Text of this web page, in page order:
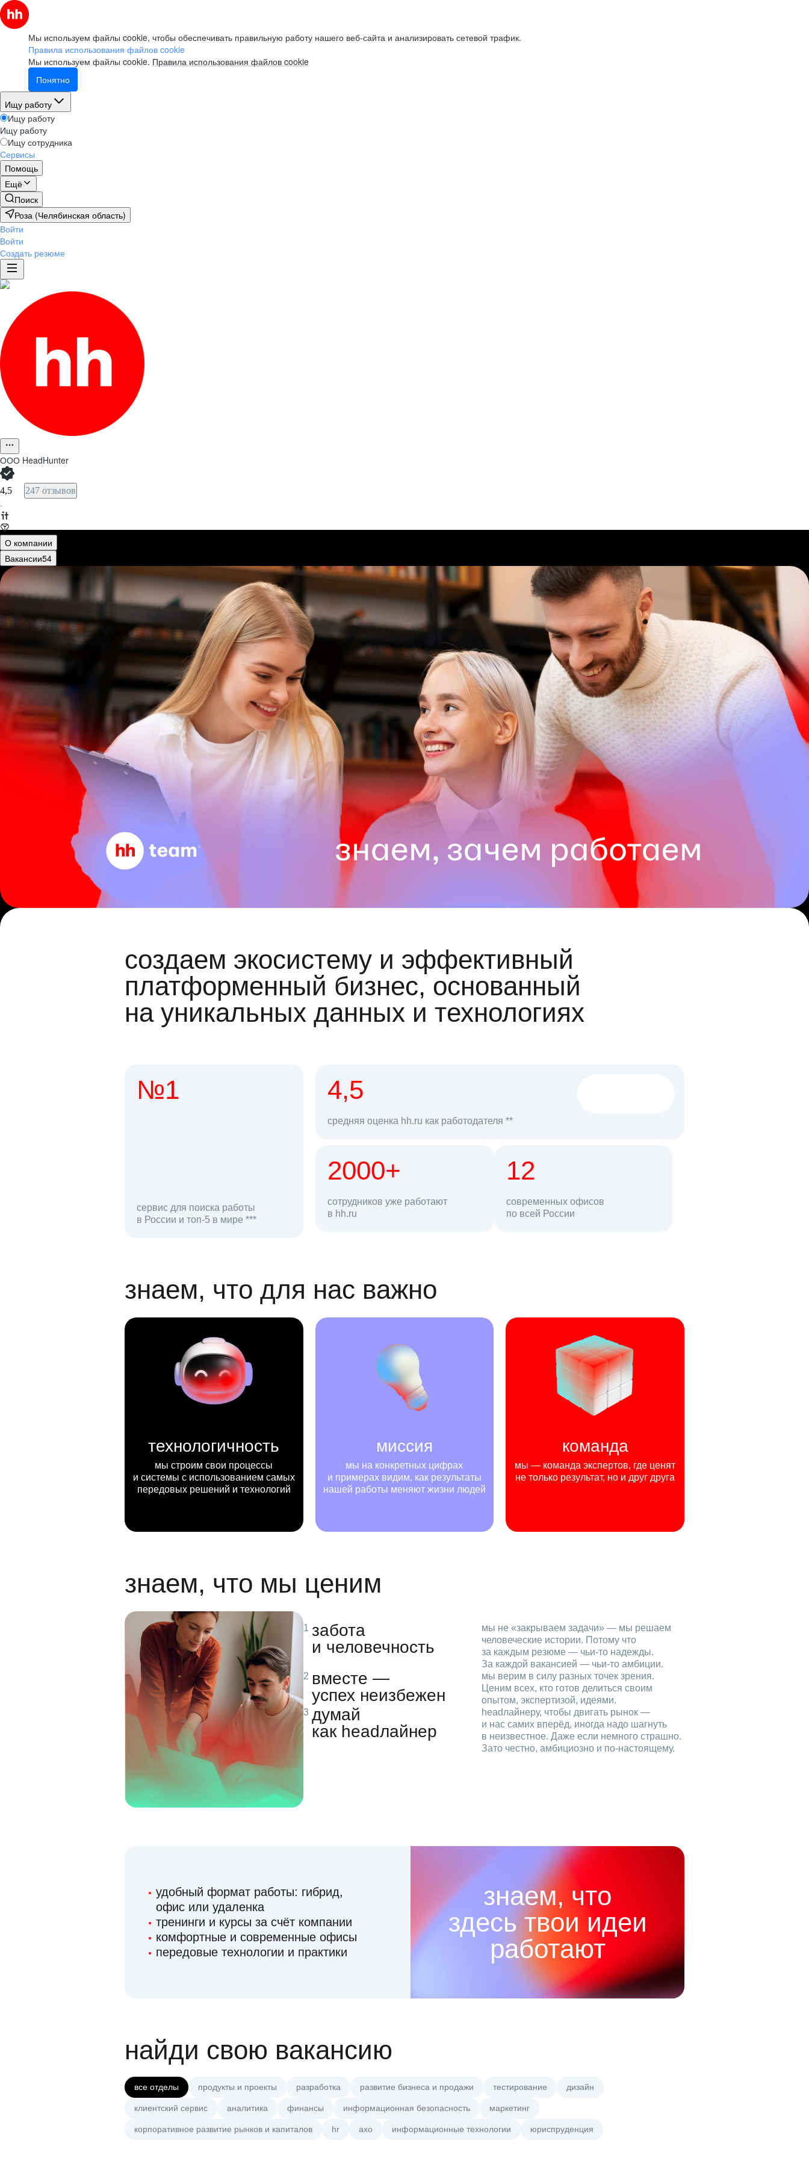
Мы используем файлы cookie, чтобы обеспечивать правильную работу нашего веб-сайта и анализировать сетевой трафик.
Правила использования файлов cookie
Мы используем файлы cookie. Правила использования файлов cookie
Понятно
Ищу работу
Ищу работу
Ищу работу
Ищу сотрудника
Сервисы
Помощь
Ещё
Поиск
Роза (Челябинская область)
Войти
Войти
Создать резюме
ООО HeadHunter
4,5 247 отзывов
·
О компании
Вакансии54
создаем экосистему и эффективный
платформенный бизнес, основанный
на уникальных данных и технологиях
№1
сервис для поиска работы
в России и топ-5 в мире ***
откликов на вакансии
4,5
средняя оценка hh.ru как работодателя **
2000+
сотрудников уже работают
в hh.ru
68 млн 12
современных офисов
по всей Россиипользователей в день
знаем, что для нас важно
технологичность
мы строим свои процессы
и системы с использованием самых
передовых решений и технологий
миссия
мы на конкретных цифрах
и примерах видим, как результаты
нашей работы меняют жизни людей
команда
мы — команда экспертов, где ценят
не только результат, но и друг друга
знаем, что мы ценим
забота
и человечность
мы не «закрываем задачи» — мы решаем
человеческие истории. Потому что
за каждым резюме — чьи‑то надежды.
За каждой вакансией — чьи‑то амбиции.
вместе —
успех неизбежен
мы верим в силу разных точек зрения.
Ценим всех, кто готов делиться своим
опытом, экспертизой, идеями.
думай
как headлайнер
headлайнеру, чтобы двигать рынок —
и нас самих вперёд, иногда надо шагнуть
в неизвестное. Даже если немного страшно.
Зато честно, амбициозно и по‑настоящему.
удобный формат работы: гибрид,
офис или удаленка
тренинги и курсы за счёт компании
комфортные и современные офисы
передовые технологии и практики
знаем, что
здесь твои идеи
работают
найди свою вакансию
все отделы продукты и проекты разработка развитие бизнеса и продажи тестирование дизайн
клиентский сервис аналитика финансы информационная безопасность маркетинг
корпоративное развитие рынков и капиталов hr axo информационные технологии юриспруденция